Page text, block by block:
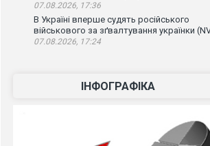
07.08.2026, 17:36
В Україні вперше судять російського
військового за зґвалтування українки
07.08.2026, 17:24
ІНФОГРАФІКА